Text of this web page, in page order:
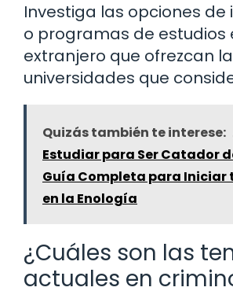
Investiga las opciones
o programas de estudios
extranjero que ofrezcan
universidades que
Quizás también te interese:
Estudiar para Ser Catador
Guía Completa para Iniciar
en la Enología
¿Cuáles son las
actuales en